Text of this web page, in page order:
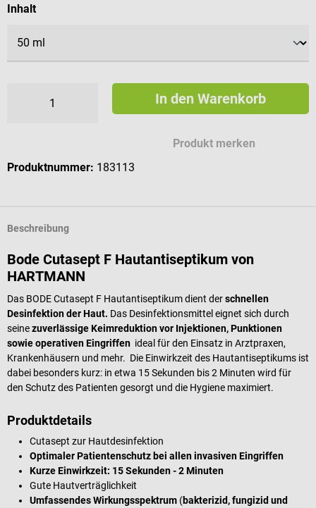
Inhaltauswählen
In den Warenkorb
Produkt merken
Produktnummer: 183113
Beschreibung
Bode Cutasept F Hautantiseptikum von
HARTMANN
Das BODE Cutasept F Hautantiseptikum dient derschnellen
Desinfektion der Haut. Das Desinfektionsmittel eignet sich durch
seinezuverlässige Keimreduktion vor Injektionen, Punktionen
sowie operativen Eingriffen ideal für den Einsatz in Arztpraxen,
Krankenhäusern und mehr. Die Einwirkzeit des Hautantiseptikums ist
dabei besonders kurz: in etwa 15 Sekunden bis 2 Minuten wird für
den Schutz des Patienten gesorgt und die Hygiene maximiert.
Produktdetails
Cutasept zur Hautdesinfektion
Optimaler Patientenschutz bei allen invasiven Eingriffen
Kurze Einwirkzeit: 15 Sekunden - 2 Minuten
Gute Hautverträglichkeit
Umfassendes Wirkungsspektrum (bakterizid, fungizid und